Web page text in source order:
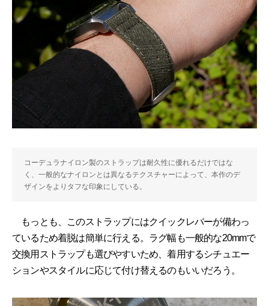
コーデュラナイロン製のストラップは耐久性に優れるだけではな
く、一般的なナイロンとは異なるテクスチャーによって、本作のデ
ザインをよりタフな印象にしている。
もっとも、このストラップにはクイックレバーが備わっ
ているため着脱は簡単に行える。ラグ幅も一般的な20mmで
交換用ストラップも選びやすいため、着用するシチュエー
ションやスタイルに応じて付け替えるのもいいだろう。